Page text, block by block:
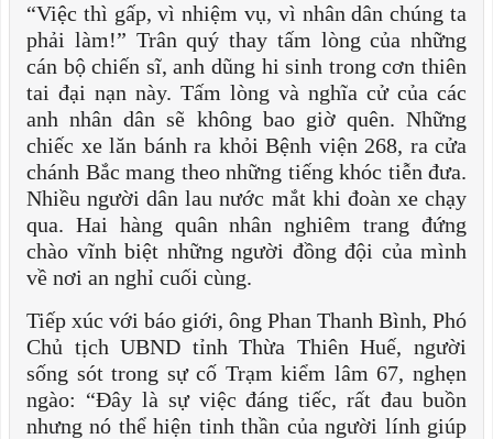
“Việc thì gấp, vì nhiệm vụ, vì nhân dân chúng ta
phải làm!” Trân quý thay tấm lòng của những
cán bộ chiến sĩ, anh dũng hi sinh trong cơn thiên
tai đại nạn này. Tấm lòng và nghĩa cử của các
anh nhân dân sẽ không bao giờ quên. Những
chiếc xe lăn bánh ra khỏi Bệnh viện 268, ra cửa
chánh Bắc mang theo những tiếng khóc tiễn đưa.
Nhiều người dân lau nước mắt khi đoàn xe chạy
qua. Hai hàng quân nhân nghiêm trang đứng
chào vĩnh biệt những người đồng đội của mình
về nơi an nghỉ cuối cùng.
Tiếp xúc với báo giới, ông Phan Thanh Bình, Phó
Chủ tịch UBND tỉnh Thừa Thiên Huế, người
sống sót trong sự cố Trạm kiểm lâm 67, nghẹn
ngào: “Đây là sự việc đáng tiếc, rất đau buồn
nhưng nó thể hiện tinh thần của người lính giúp